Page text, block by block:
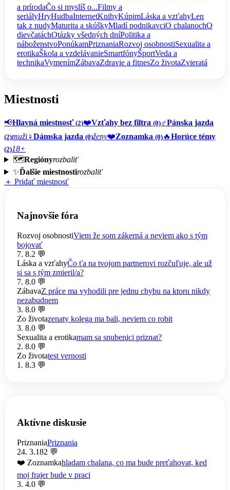
a prírodaČo si myslíš o...Filmy a
seriályHryHudbaInternetKnihyKúpimLáska a vzťahyLen
tak z nudyMaturita a skúškyMladí podnikavciO chalanochO
dievčatáchOtázky všedných dníPolitika a
náboženstvoPonúkamPriznaniaRozvoj osobnostiSexualita a
erotikaŠkola a vzdelávanieSmartfónyŠportVeda a
technikaVymenímZábavaZdravie a fitnesZo životaZvieratá
Miestnosti
📢Hlavná miestnosť (2)❤️Vzťahy bez filtra (0)♂️Pánska jazda
(2)muži♀️Dámska jazda (0)ženy❤️Zoznamka (0) 🔥Horúce témy
(2)18+
🗺️Regiónyrozbaliť
✨Ďalšie miestnostirozbaliť
＋ Pridať miestnosť
Najnovšie fóra
Rozvoj osobnostiViem že som zákerná a neviem ako s tým
bojovať
7. 8.2 💬
Láska a vzťahyČo ťa na tvojom partnerovi rozčuľuje, ale už
si sa s tým zmieril/a?
7. 8.0 💬
ZábavaZ práce ma vyhodili pre jednu chybu na ktoru nikdy
nezabudnem
3. 8.0 💬
Zo životazenaty kolega ma bali, neviem co robit
3. 8.0 💬
Sexualita a erotikamam sa snubenici priznat?
2. 8.0 💬
Zo životatest vernosti
1. 8.3 💬
Aktívne diskusie
PriznaniaPriznania
24. 3.182 💬
❤️ Zoznamkahladam chalana, co ma bude preťahovat, ked
moj frajer bude v praci
3. 4.0 💬